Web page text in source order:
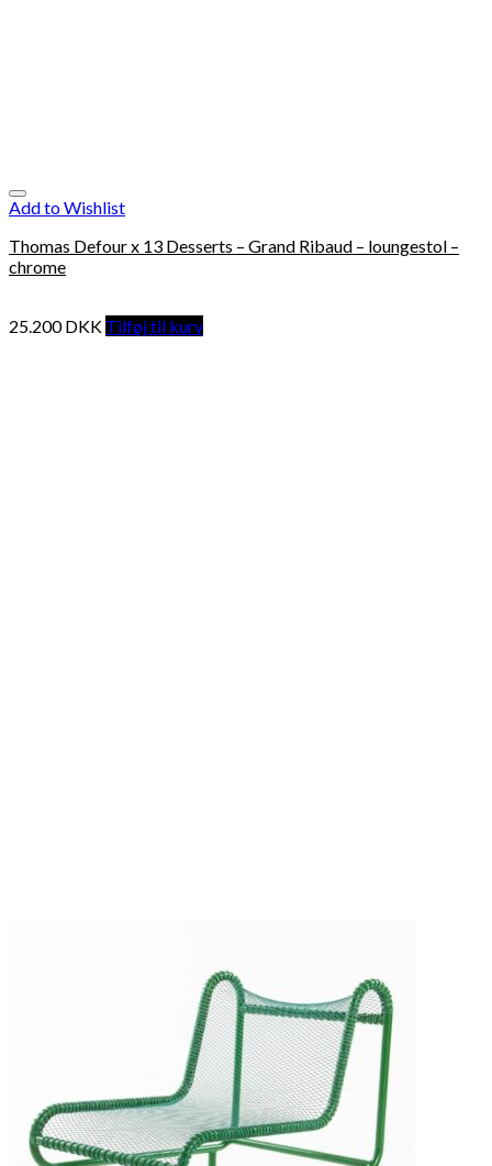
Add to Wishlist
Thomas Defour x 13 Desserts – Grand Ribaud – loungestol –
chrome
25.200DKK Tilføj til kurv